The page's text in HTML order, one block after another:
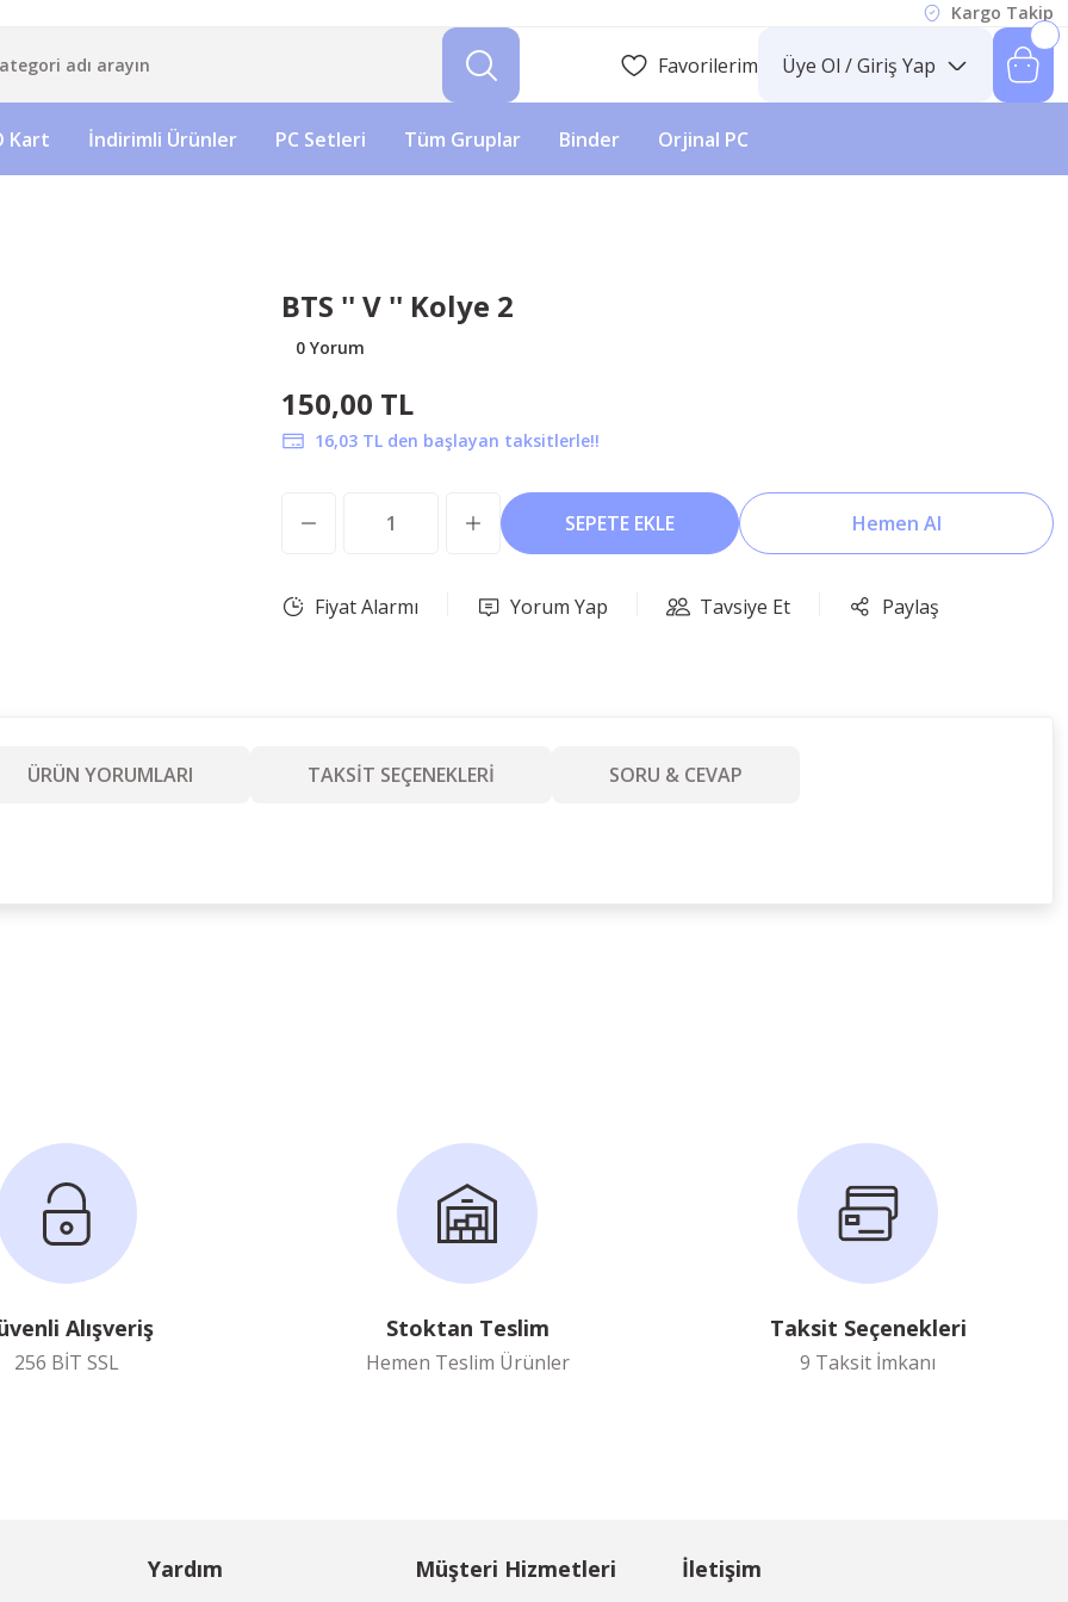
Kargo Takip
Favorilerim Üye Ol / Giriş Yap
Kart İndirimli Ürünler PC Setleri Tüm Gruplar Binder Orjinal PC
BTS '' V '' Kolye 2
0 Yorum
150,00 TL
16,03 TL den başlayan taksitlerle!!
SEPETE EKLE Hemen Al
Fiyat Alarmı Yorum Yap Tavsiye Et Paylaş
ÜRÜN YORUMLARI TAKSİT SEÇENEKLERİ SORU & CEVAP
Alışveriş
256 BİT SSL
Stoktan Teslim
Hemen Teslim Ürünler
Taksit Seçenekleri
9 Taksit İmkanı
Yardım Müşteri Hizmetleri İletişim